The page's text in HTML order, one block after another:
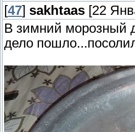
[47] sakhtaas [22
В зимний морозный
дело